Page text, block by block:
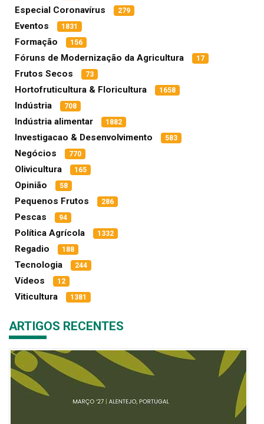
Especial Coronavírus 279
Eventos 1831
Formação 156
Fóruns de Modernização da Agricultura 17
Frutos Secos 73
Hortofruticultura & Floricultura 1658
Indústria 708
Indústria alimentar 1882
Investigacao & Desenvolvimento 583
Negócios 770
Olivicultura 165
Opinião 58
Pequenos Frutos 286
Pescas 94
Política Agrícola 1332
Regadio 188
Tecnologia 244
Vídeos 12
Viticultura 1381
ARTIGOS RECENTES